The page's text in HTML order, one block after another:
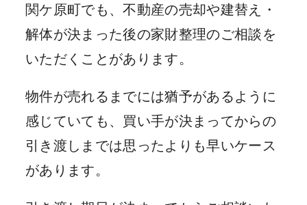
関ケ原町でも、不動産の売却や建替え・
解体が決まった後の家財整理のご相談を
いただくことがあります。
物件が売れるまでには猶予があるように
感じていても、買い手が決まってからの
引き渡しまでは思ったよりも早いケース
があります。